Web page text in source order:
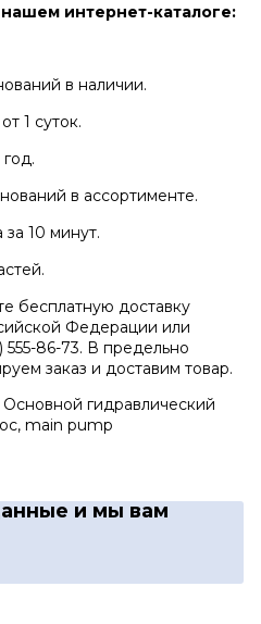
интернет-каталоге:
в наличии.
1 суток.
в ассортименте.
10 минут.
бесплатную доставку
Федерации или
86-73. В предельно
заказ и доставим товар.
гидравлический
main pump
и мы вам